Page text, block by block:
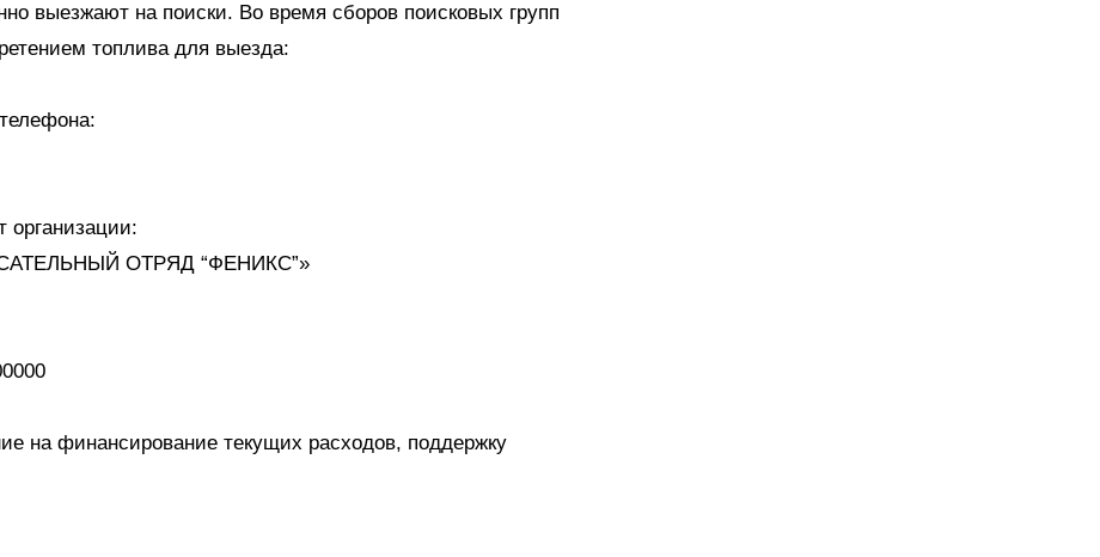
выезжают на поиски. Во время сборов поисковых групп
топлива для выезда:
организации:
ОТРЯД “ФЕНИКС”»
на финансирование текущих расходов, поддержку